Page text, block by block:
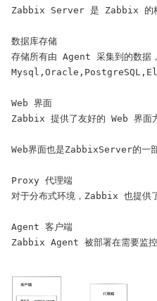
Zabbix Server 是 Zabbix 的核
数据库存储
存储所有由 Agent 采集到的数据
Web 界面
Zabbix 提供了友好的 Web 界面
Web界面也是ZabbixServer的一部
Proxy 代理端
对于分布式环境，Zabbix 也提
Agent 客户端
Zabbix Agent 被部署在需要监